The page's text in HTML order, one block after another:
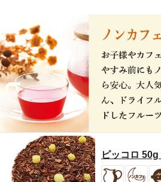
ピッコロ 50g